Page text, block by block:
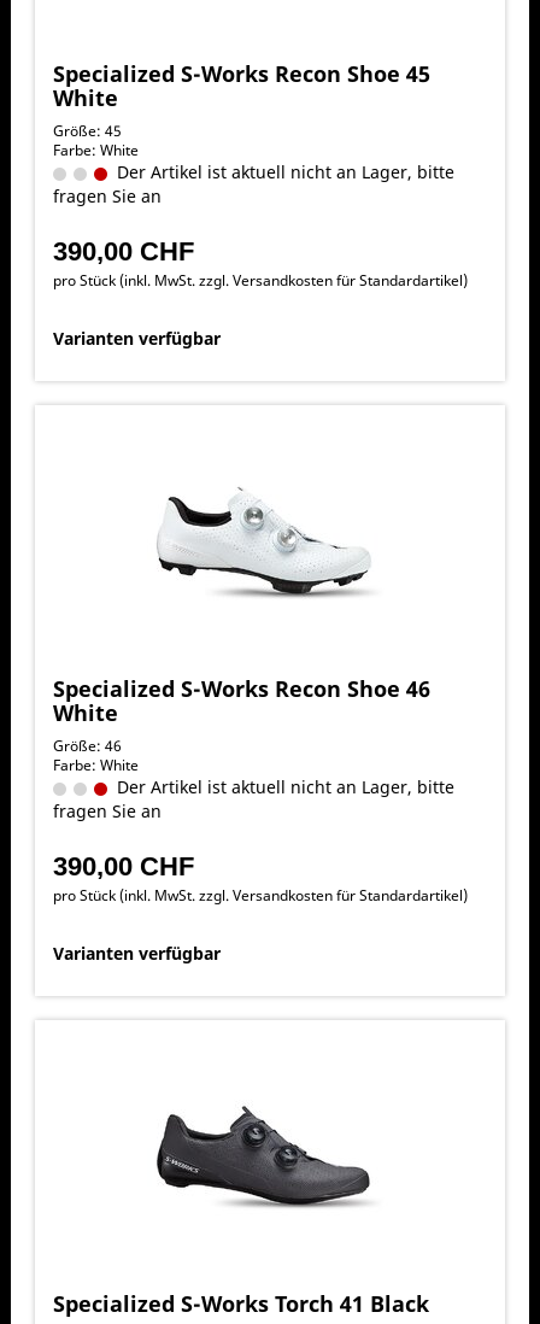
Specialized S-Works Recon Shoe 45
White
Größe: 45
Farbe: White
Der Artikel ist aktuell nicht an Lager, bitte
fragen Sie an
390,00 CHF
pro Stück (inkl. MwSt. zzgl.Versandkosten für Standardartikel)
Varianten verfügbar
Specialized S-Works Recon Shoe 46
White
Größe: 46
Farbe: White
Der Artikel ist aktuell nicht an Lager, bitte
fragen Sie an
390,00 CHF
pro Stück (inkl. MwSt. zzgl.Versandkosten für Standardartikel)
Varianten verfügbar
Specialized S-Works Torch 41 Black